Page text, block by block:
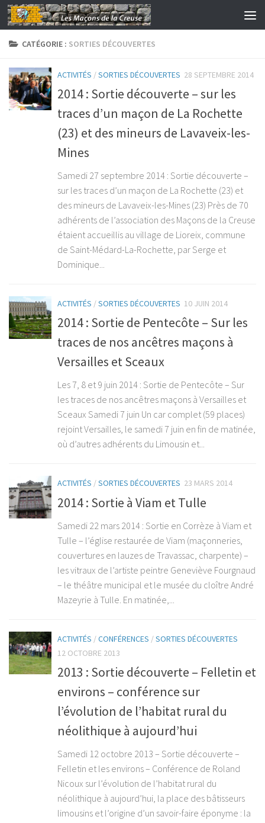
Skip to content
CATÉGORIE : SORTIES DÉCOUVERTES
ACTIVITÉS /SORTIES DÉCOUVERTES 28 SEPTEMBRE 2014
2014 : Sortie découverte – sur les
traces d’un maçon de La Rochette
(23) et des mineurs de Lavaveix-les-
Mines
Samedi 27 septembre 2014 : Sortie découverte –
sur les traces d’un maçon de La Rochette (23) et
des mineurs de Lavaveix-les-Mines (23) Près de 70
adhérents de l’association des Maçons de la Creuse
étaient accueillis au village de Lioreix, commune
de Saint-Médard-La-Rochette, par Serge et
Dominique...
ACTIVITÉS /SORTIES DÉCOUVERTES 10 JUIN 2014
2014 : Sortie de Pentecôte – Sur les
traces de nos ancêtres maçons à
Versailles et Sceaux
Les 7, 8 et 9 juin 2014 : Sortie de Pentecôte – Sur
les traces de nos ancêtres maçons à Versailles et
Sceaux Samedi 7 juin Un car complet (59 places)
rejoint Versailles, le samedi 7 juin en fin de matinée,
où d’autres adhérents du Limousin et...
ACTIVITÉS /SORTIES DÉCOUVERTES 23 MARS 2014
2014 : Sortie à Viam et Tulle
Samedi 22 mars 2014 : Sortie en Corrèze à Viam et
Tulle – l’église restaurée de Viam (maçonneries,
couvertures en lauzes de Travassac, charpente) –
les vitraux de l’artiste peintre Geneviève Fourgnaud
– le théâtre municipal et le musée du cloître André
Mazeyrie à Tulle. En matinée,...
ACTIVITÉS /CONFÉRENCES /SORTIES DÉCOUVERTES
12 OCTOBRE 2013
2013 : Sortie découverte – Felletin et
environs – conférence sur
l’évolution de l’habitat rural du
néolithique à aujourd’hui
Samedi 12 octobre 2013 – Sortie découverte –
Felletin et les environs – Conférence de Roland
Nicoux sur l’évolution de l’habitat rural du
néolithique à aujourd’hui, la place des bâtisseurs
limousins et l’origine d’un savoir-faire éponyme : la